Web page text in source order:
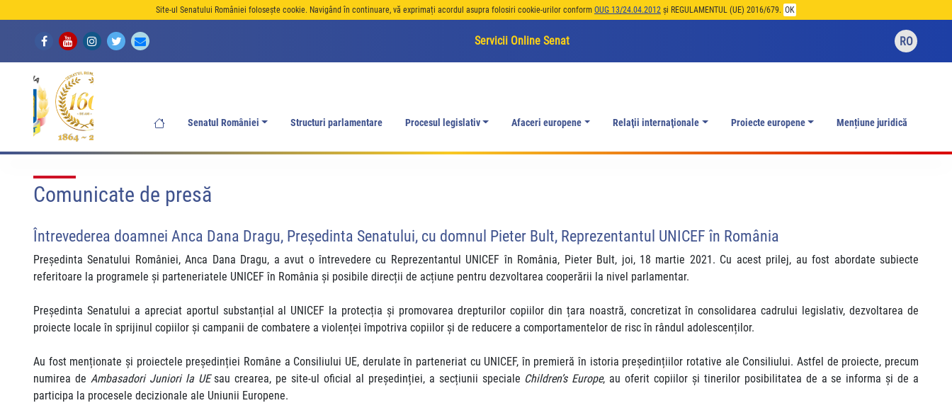
Site-ul Senatului României folosește cookie. Navigând în continuare, vă exprimați acordul asupra folosiri cookie-urilor conform OUG 13/24.04.2012 și REGULAMENTUL (UE) 2016/679. OK
Servicii Online Senat RO
Senatul României Structuri parlamentare Procesul legislativ Afaceri europene Relaţii internaţionale Proiecte europene Mențiune juridică
Comunicate de presă
Întrevederea doamnei Anca Dana Dragu, Președinta Senatului, cu domnul Pieter Bult, Reprezentantul UNICEF în România
Președinta Senatului României, Anca Dana Dragu, a avut o întrevedere cu Reprezentantul UNICEF în România, Pieter Bult, joi, 18 martie 2021. Cu acest prilej, au fost abordate subiecte
referitoare la programele și parteneriatele UNICEF în România și posibile direcții de acțiune pentru dezvoltarea cooperării la nivel parlamentar.
Președinta Senatului a apreciat aportul substanțial al UNICEF la protecția și promovarea drepturilor copiilor din țara noastră, concretizat în consolidarea cadrului legislativ, dezvoltarea de
proiecte locale în sprijinul copiilor și campanii de combatere a violenței împotriva copiilor și de reducere a comportamentelor de risc în rândul adolescenților.
Au fost menționate și proiectele președinției Române a Consiliului UE, derulate în parteneriat cu UNICEF, în premieră în istoria președințiilor rotative ale Consiliului. Astfel de proiecte, precum
numirea de Ambasadori Juniori la UEsau crearea, pe site-ul oficial al președinției, a secțiunii speciale Children’s Europe, au oferit copiilor și tinerilor posibilitatea de a se informa și de a
participa la procesele decizionale ale Uniunii Europene.